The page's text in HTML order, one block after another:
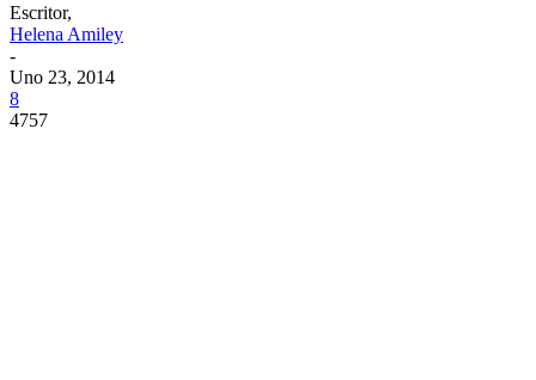
Escritor,
Helena Amiley
-
Uno 23, 2014
8
4757